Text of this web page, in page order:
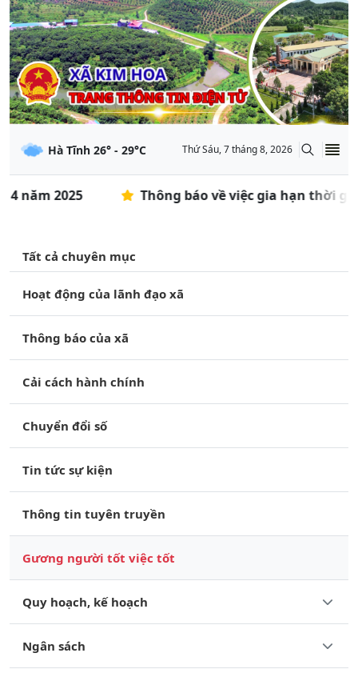
Hà Tĩnh 26° - 29°C Thứ Sáu, 7 tháng 8, 2026
2025 Thông báo về việc gia hạn thời
Tất cả chuyên mục
Hoạt động của lãnh đạo xã
Thông báo của xã
Cải cách hành chính
Chuyển đổi số
Tin tức sự kiện
Thông tin tuyên truyền
Gương người tốt việc tốt
Quy hoạch, kế hoạch
Ngân sách